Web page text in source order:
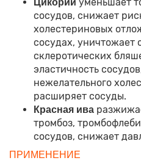
Цикорий уменьшает
сосудов, снижает
холестериновых
сосудах, уничтожает
склеротических
эластичность
нежелательного
расширяет сосуды.
Красная ива
тромбоз,
сосудов, снижает
ПРИМЕНЕНИЕ